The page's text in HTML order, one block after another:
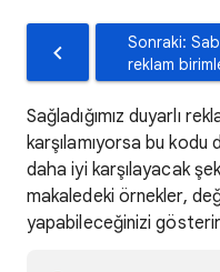
Sonraki:
reklam
Sağladığımız duyarlı
karşılamıyorsa bu kodu
daha iyi karşılayacak
makaledeki örnekler,
yapabileceğinizi